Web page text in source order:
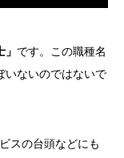
です。
この職種名
いないのではないで
スの台頭などにも